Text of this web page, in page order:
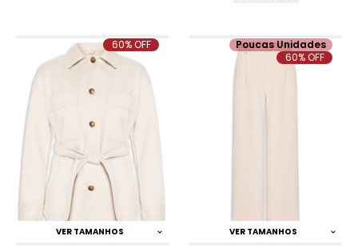
VER TAMANHOS
60% OFF
VER TAMANHOS
Poucas Unidades
60% OFF